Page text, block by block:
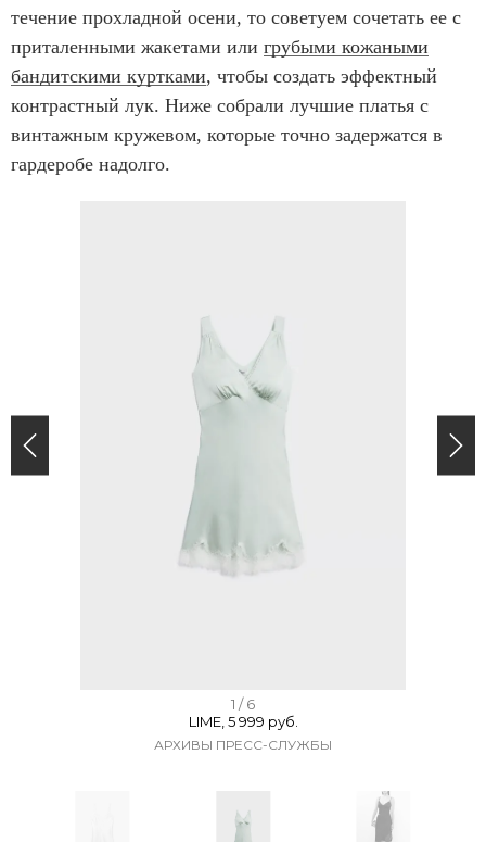
течение прохладной осени, то советуем сочетать ее с
приталенными жакетами или грубыми кожаными
бандитскими куртками, чтобы создать эффектный
контрастный лук. Ниже собрали лучшие платья с
винтажным кружевом, которые точно задержатся в
гардеробе надолго.
1 / 6
LIME, 5 999 руб.
АРХИВЫ ПРЕСС-СЛУЖБЫ